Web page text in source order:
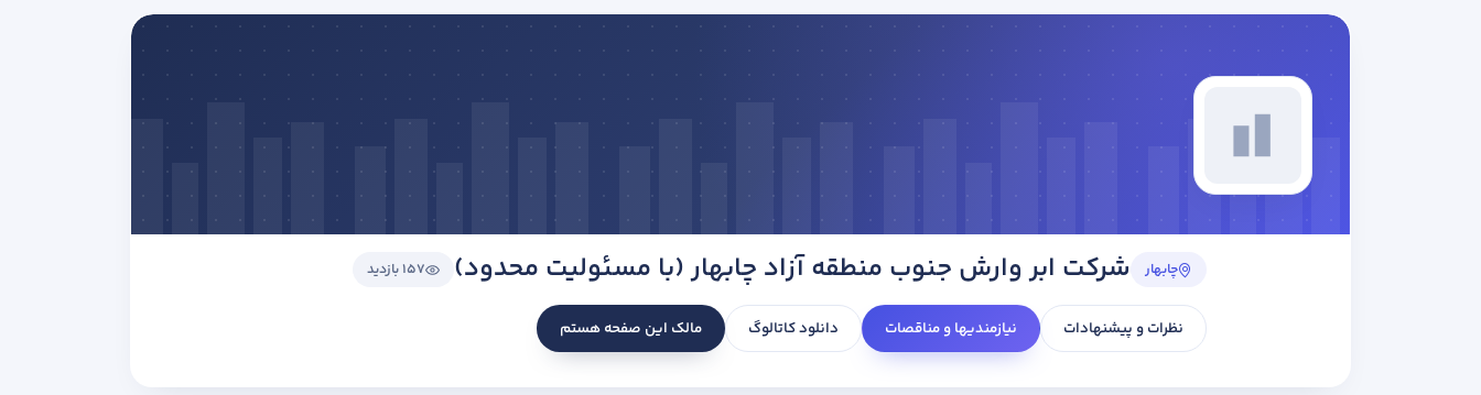
چابهار شرکت ابر وارش جنوب منطقه آزاد چابهار (با مسئولیت محدود) 157 بازدید
نظرات و پیشنهادات نیازمندیها و مناقصات دانلود کاتالوگ مالک این صفحه هستم